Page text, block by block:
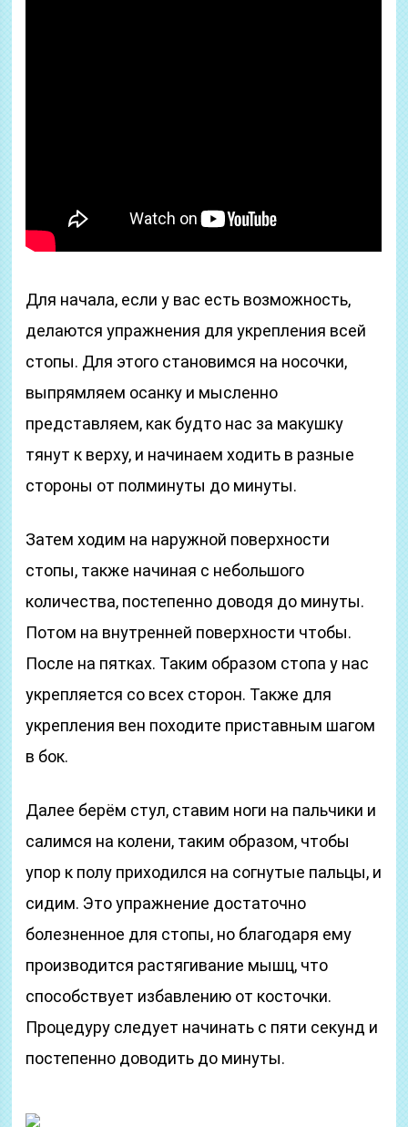
Для начала, если у вас есть возможность,
делаются упражнения для укрепления всей
стопы. Для этого становимся на носочки,
выпрямляем осанку и мысленно
представляем, как будто нас за макушку
тянут к верху, и начинаем ходить в разные
стороны от полминуты до минуты.
Затем ходим на наружной поверхности
стопы, также начиная с небольшого
количества, постепенно доводя до минуты.
Потом на внутренней поверхности чтобы.
После на пятках. Таким образом стопа у нас
укрепляется со всех сторон. Также для
укрепления вен походите приставным шагом
в бок.
Далее берём стул, ставим ноги на пальчики и
салимся на колени, таким образом, чтобы
упор к полу приходился на согнутые пальцы, и
сидим. Это упражнение достаточно
болезненное для стопы, но благодаря ему
производится растягивание мышц, что
способствует избавлению от косточки.
Процедуру следует начинать с пяти секунд и
постепенно доводить до минуты.